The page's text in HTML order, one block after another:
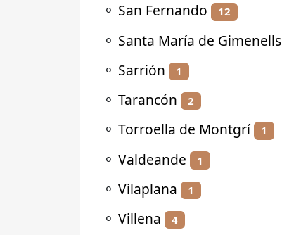
⚬ San Fernando 12
⚬ Santa María de Gimenells
⚬ Sarrión 1
⚬ Tarancón 2
⚬ Torroella de Montgrí 1
⚬ Valdeande 1
⚬ Vilaplana 1
⚬ Villena 4